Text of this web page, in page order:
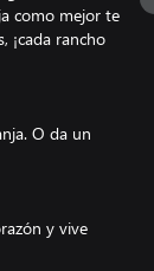
como mejor te
¡cada rancho
O da un
y vive